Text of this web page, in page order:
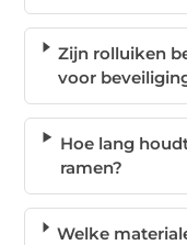
Zijn rolluiken
voor
Hoe lang
ramen?
Welke